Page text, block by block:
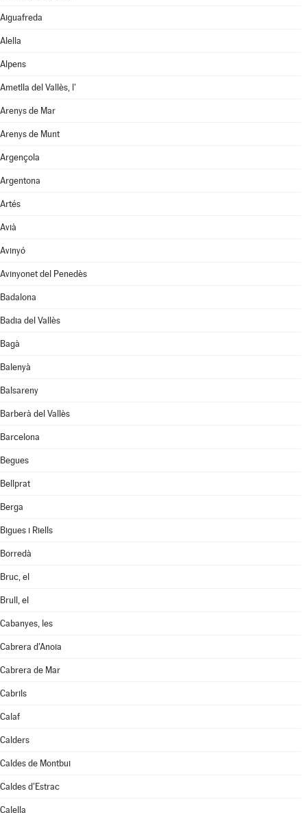
Aiguafreda
Alella
Alpens
Ametlla del Vallès, l'
Arenys de Mar
Arenys de Munt
Argençola
Argentona
Artés
Avià
Avinyó
Avinyonet del Penedès
Badalona
Badia del Vallès
Bagà
Balenyà
Balsareny
Barberà del Vallès
Barcelona
Begues
Bellprat
Berga
Bigues i Riells
Borredà
Bruc, el
Brull, el
Cabanyes, les
Cabrera d'Anoia
Cabrera de Mar
Cabrils
Calaf
Calders
Caldes de Montbui
Caldes d'Estrac
Calella